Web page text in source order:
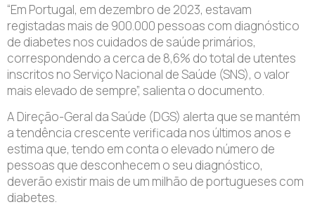
“Em Portugal, em dezembro de 2023, estavam
registadas mais de 900.000 pessoas com diagnóstico
de diabetes nos cuidados de saúde primários,
correspondendo a cerca de 8,6% do total de utentes
inscritos no Serviço Nacional de Saúde (SNS), o valor
mais elevado de sempre”, salienta o documento.
A Direção-Geral da Saúde (DGS) alerta que se mantém
a tendência crescente verificada nos últimos anos e
estima que, tendo em conta o elevado número de
pessoas que desconhecem o seu diagnóstico,
deverão existir mais de um milhão de portugueses com
diabetes.